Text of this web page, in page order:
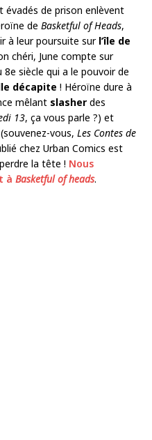
évadés de prison enlèvent
de Basketful of Heads,
à leur poursuite sur l’île de
chéri, June compte sur
8e siècle qui a le pouvoir de
décapite ! Héroïne dure à
mêlant slasher des
13, ça vous parle ?) et
vous, Les Contes de
chez Urban Comics est
la tête ! Nous
à Basketful of heads.